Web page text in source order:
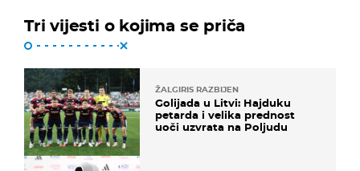
Tri vijesti o kojima se priča
ŽALGIRIS RAZBIJEN
Golijada u Litvi: Hajduku
petarda i velika prednost
uoči uzvrata na Poljudu